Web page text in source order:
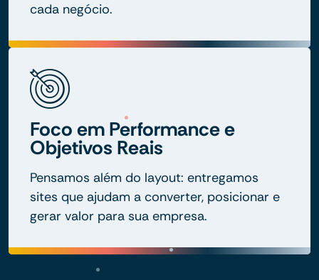
cada negócio.
Foco em Performance e
Objetivos Reais
Pensamos além do layout: entregamos
sites que ajudam a converter, posicionar e
gerar valor para sua empresa.